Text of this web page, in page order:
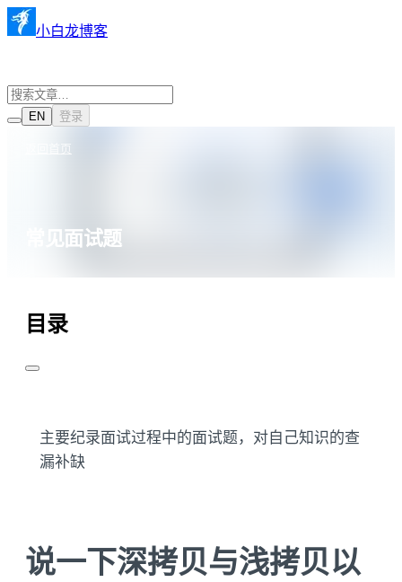
小白龙博客
EN 登录
返回首页
常见面试题
目录
主要纪录面试过程中的面试题，对自己知识的查
漏补缺
说一下深拷贝与浅拷贝以